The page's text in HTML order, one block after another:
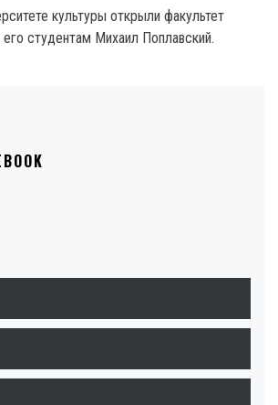
культуры открыли факультет
студентам Михаил Поплавский.